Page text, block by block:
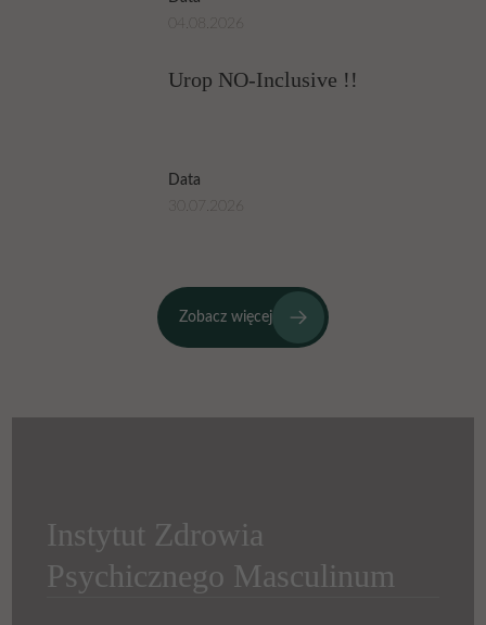
04.08.2026
Urop NO-Inclusive !!
Data
30.07.2026
Zobacz więcej
Instytut Zdrowia
Psychicznego Masculinum